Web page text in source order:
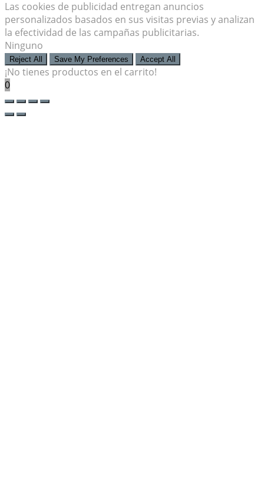
Las cookies de publicidad entregan anuncios
personalizados basados en sus visitas previas y analizan
la efectividad de las campañas publicitarias.
Ninguno
Reject All Save My Preferences Accept All
¡No tienes productos en el carrito!
0